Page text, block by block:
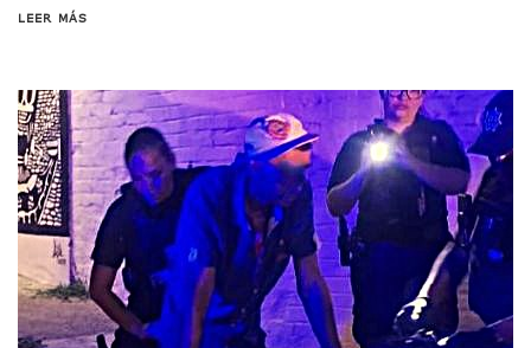
Bad Bunny Recibe Fuerte Respaldo Latino En El Super Bowl
María Fernanda Arreola Asume La Presidencia De
Munguía Atestigua Toma De Protesta En La 41ª Zona Militar
Servicio Gratuito De Pipas Beneficia A Más De 7 Mil
Habrá Marcha Pacífica De Agradecimiento Por Apoyar A
Alcalde De Tequila, Jalisco, Secuestró A Excandidatos De
Puerto Vallarta Refuerza La Prevención Del Sarampión
Bad Bunny Y Sus Invitados Para El Medio Tiempo Del
El Gobierno Del Bien Mantiene Descuento Predial Este
Café Y Diálogo Abre Espacio De Escucha Ciudadana En El
LEER MÁS